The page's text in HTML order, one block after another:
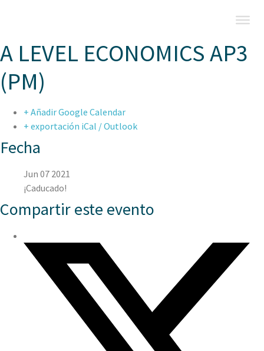
A LEVEL ECONOMICS AP3
(PM)
+ Añadir Google Calendar
+ exportación iCal / Outlook
Fecha
Jun 07 2021
¡Caducado!
Compartir este evento